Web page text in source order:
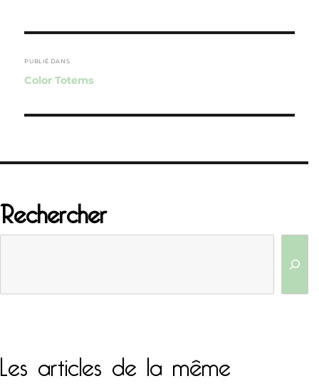
de
l’article
PUBLIÉ DANS
Color Totems
Rechercher
Les articles de la même